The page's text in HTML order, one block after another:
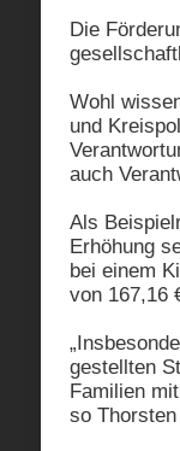
Die
Wohl
und
auch
Als
Erhöhung
bei einem
von 167,16
gestellten
Familien
so